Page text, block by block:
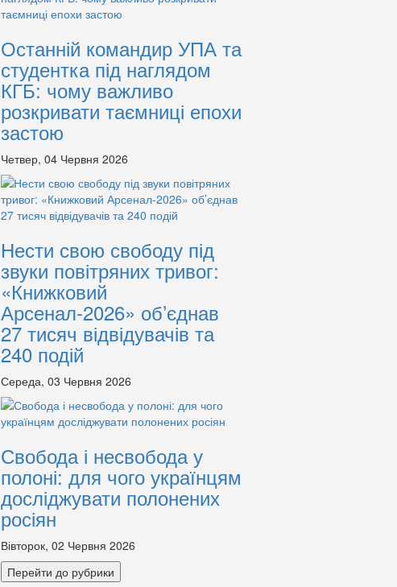
Останній командир УПА та
студентка під наглядом
КГБ: чому важливо
розкривати таємниці епохи
застою
Четвер, 04 Червня 2026
Нести свою свободу під
звуки повітряних тривог:
«Книжковий
Арсенал-2026» об’єднав
27 тисяч відвідувачів та
240 подій
Середа, 03 Червня 2026
Свобода і несвобода у
полоні: для чого українцям
досліджувати полонених
росіян
Вівторок, 02 Червня 2026
Перейти до рубрики